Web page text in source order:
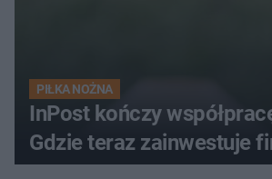
PIŁKA NOŻNA
InPost kończy
Gdzie teraz zainwestuje